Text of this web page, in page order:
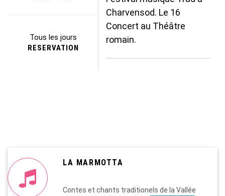
Tous les jours
RESERVATION
Charvensod. Le 16
Concert au Théâtre
romain.
LA MARMOTTA
Contes et chants traditionels de la Vallée